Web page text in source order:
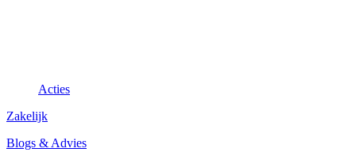
Acties
Zakelijk
Blogs & Advies